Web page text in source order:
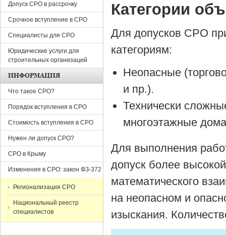
Категории
Для допусков СРО
категориям:
Неопасные
и пр.).
Технически
многоэтажные
Для выполнения
допуск более
математического
на неопасном и
изыскания.
Допуск СРО в рассрочку
Срочное вступление в СРО
Специалисты для СРО
Юридические услуги для
строительных организаций
ИНФОРМАЦИЯ
Что такое СРО?
Порядок вступления в СРО
Стоимость вступления в СРО
Нужен ли допуск СРО?
СРО в Крыму
Изменения в СРО: закон ФЗ-372
Регионализация СРО
Национальный реестр
специалистов